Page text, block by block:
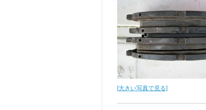
[大きい写真で見る]